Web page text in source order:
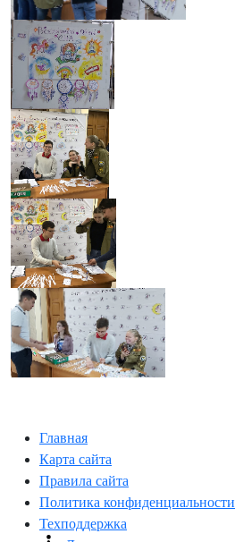
Главная
Карта сайта
Правила сайта
Политика конфиденциальности
Техподдержка